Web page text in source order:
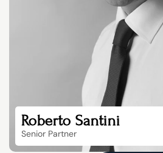
Roberto Santini
Senior Partner